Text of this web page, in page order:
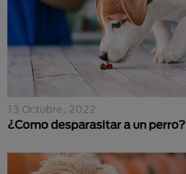
13 Octubre, 2022
¿Como desparasitar a un perro?